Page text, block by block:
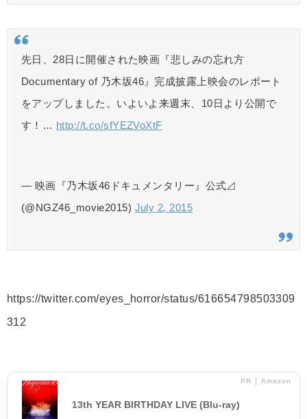
先日、28日に開催された映画『悲しみの忘れ方
Documentary of 乃木坂46』完成披露上映会のレポート
をアップしました。いよいよ来週末、10日より公開で
す！… http://t.co/sfYEZVoXtF
— 映画『乃木坂46ドキュメンタリー』公式⊿
(@NGZ46_movie2015) July 2, 2015
https://twitter.com/eyes_horror/status/616654798503309
312
PR │ Amazon
13th YEAR BIRTHDAY LIVE (Blu-ray)